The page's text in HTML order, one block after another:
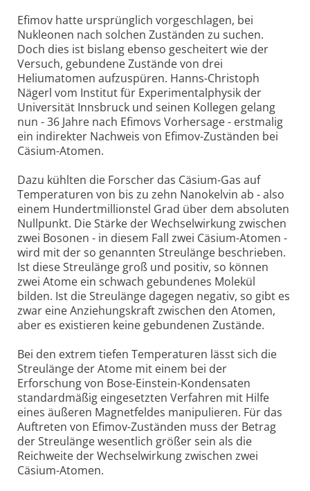
Efimov hatte ursprünglich vorgeschlagen, bei
Nukleonen nach solchen Zuständen zu suchen.
Doch dies ist bislang ebenso gescheitert wie der
Versuch, gebundene Zustände von drei
Heliumatomen aufzuspüren. Hanns-Christoph
Nägerl vom Institut für Experimentalphysik der
Universität Innsbruck und seinen Kollegen gelang
nun - 36 Jahre nach Efimovs Vorhersage - erstmalig
ein indirekter Nachweis von Efimov-Zuständen bei
Cäsium-Atomen.
Dazu kühlten die Forscher das Cäsium-Gas auf
Temperaturen von bis zu zehn Nanokelvin ab - also
einem Hundertmillionstel Grad über dem absoluten
Nullpunkt. Die Stärke der Wechselwirkung zwischen
zwei Bosonen - in diesem Fall zwei Cäsium-Atomen -
wird mit der so genannten Streulänge beschrieben.
Ist diese Streulänge groß und positiv, so können
zwei Atome ein schwach gebundenes Molekül
bilden. Ist die Streulänge dagegen negativ, so gibt es
zwar eine Anziehungskraft zwischen den Atomen,
aber es existieren keine gebundenen Zustände.
Bei den extrem tiefen Temperaturen lässt sich die
Streulänge der Atome mit einem bei der
Erforschung von Bose-Einstein-Kondensaten
standardmäßig eingesetzten Verfahren mit Hilfe
eines äußeren Magnetfeldes manipulieren. Für das
Auftreten von Efimov-Zuständen muss der Betrag
der Streulänge wesentlich größer sein als die
Reichweite der Wechselwirkung zwischen zwei
Cäsium-Atomen.